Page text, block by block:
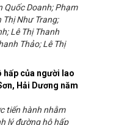
hấp của người lao
Hải Dương năm
Quốc Doanh; Phạm
Thị Như Trang;
Lê Thị Thanh
Thảo; Lê Thị
tiến hành nhằm
lý đường hô hấp